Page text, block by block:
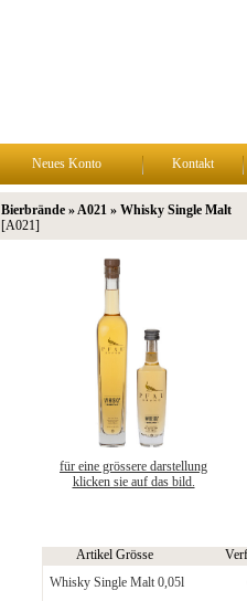
Neues Konto Kontakt
Bierbrände » A021 » Whisky Single Malt
[A021]
für eine grössere darstellung
klicken sie auf das bild.
Artikel Grösse
Whisky Single Malt 0,05l